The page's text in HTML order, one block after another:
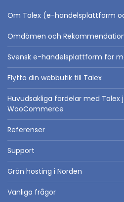
Om Talex (e-handelsplattform
Omdömen och
Svensk e-handelsplattform för
Flytta din webbutik till Talex
Huvudsakliga fördelar med
WooCommerce
Referenser
Support
Grön hosting i Norden
Vanliga frågor